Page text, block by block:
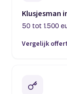
Klusjesman
50 tot 1.500
Vergelijk